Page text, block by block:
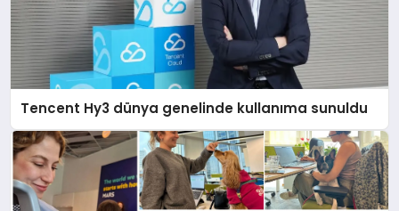
Tencent Hy3 dünya genelinde kullanıma sunuldu